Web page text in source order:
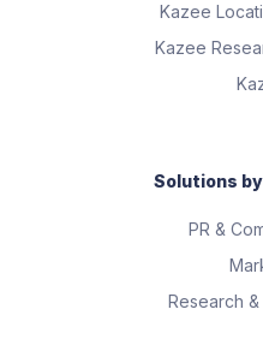
Kazee
Kazee
Solutions
PR &
Research